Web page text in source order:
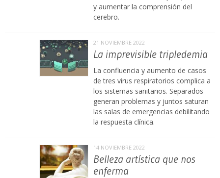
y aumentar la comprensión del
cerebro.
21 NOVIEMBRE 2022
La imprevisible tripledemia
La confluencia y aumento de casos
de tres virus respiratorios complica a
los sistemas sanitarios. Separados
generan problemas y juntos saturan
las salas de emergencias debilitando
la respuesta clínica.
14 NOVIEMBRE 2022
Belleza artística que nos
enferma